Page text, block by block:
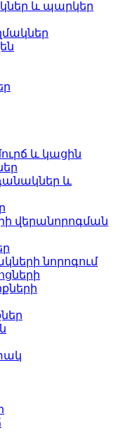
և պարկեր
և կացին
և
վերանորոգման
նորոգում